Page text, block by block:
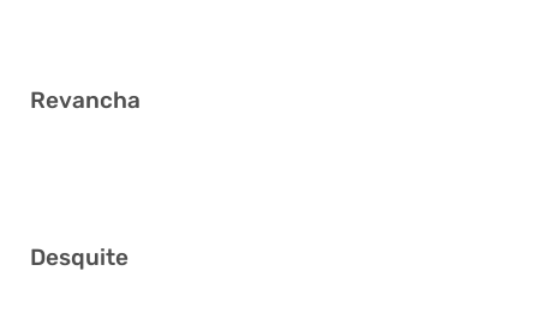
Revancha
Desquite